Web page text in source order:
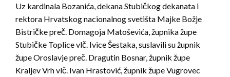
Uz kardinala Bozanića, dekana Stubičkog dekanata i
rektora Hrvatskog nacionalnog svetišta Majke Božje
Bistričke preč. Domagoja Matoševića, župnika župe
Stubičke Toplice vlč. Ivice Šestaka, suslavili su župnik
župe Oroslavje preč. Dragutin Bosnar, župnik župe
Kraljev Vrh vlč. Ivan Hrastović, župnik župe Vugrovec